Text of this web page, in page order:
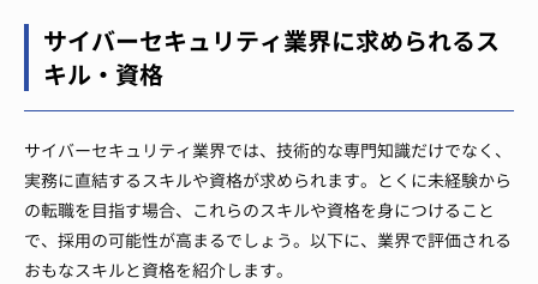
サイバーセキュリティ業界に求められるス
キル・資格
サイバーセキュリティ業界では、技術的な専門知識だけでなく、
実務に直結するスキルや資格が求められます。とくに未経験から
の転職を目指す場合、これらのスキルや資格を身につけること
で、採用の可能性が高まるでしょう。以下に、業界で評価される
おもなスキルと資格を紹介します。